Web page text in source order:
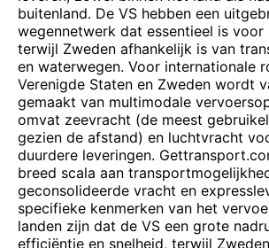
buitenland. De VS hebben een
wegennetwerk dat essentieel is voor
terwijl Zweden afhankelijk is van
en waterwegen. Voor internationale
Verenigde Staten en Zweden wordt
gemaakt van multimodale
omvat zeevracht (de meest
gezien de afstand) en luchtvracht
duurdere leveringen.
breed scala aan
geconsolideerde vracht en
specifieke kenmerken van het
landen zijn dat de VS een grote
efficiëntie en snelheid, terwijl